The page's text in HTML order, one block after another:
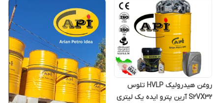
روغن هیدرولیک HVLP تلوس
S2VX32 آرین پترو ایده یک لیتری